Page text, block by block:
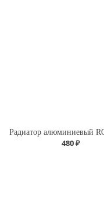
480 ₽